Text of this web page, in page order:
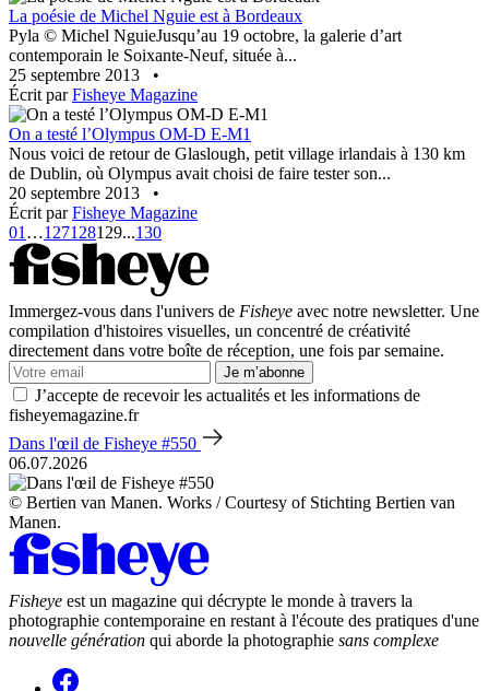
La poésie de Michel Nguie est à Bordeaux
Pyla © Michel NguieJusqu’au 19 octobre, la galerie d’art
contemporain le Soixante-Neuf, située à...
25 septembre 2013
•
Écrit parFisheye Magazine
On a testé l’Olympus OM-D E-M1
Nous voici de retour de Glaslough, petit village irlandais à 130 km
de Dublin, où Olympus avait choisi de faire tester son...
20 septembre 2013
•
Écrit parFisheye Magazine
01 …127128129...130
Immergez-vous dans l'univers de Fisheye avec notre newsletter. Une
compilation d'histoires visuelles, un concentré de créativité
directement dans votre boîte de réception, une fois par semaine.
Je m’abonne
J’accepte de recevoir les actualités et les informations de
fisheyemagazine.fr
Dans l'œil de Fisheye #550
06.07.2026
© Bertien van Manen. Works / Courtesy of Stichting Bertien van
Manen.
Fisheye est un magazine qui décrypte le monde à travers la
photographie contemporaine en restant à l'écoute des pratiques d'une
nouvelle génération qui aborde la photographie sans complexe